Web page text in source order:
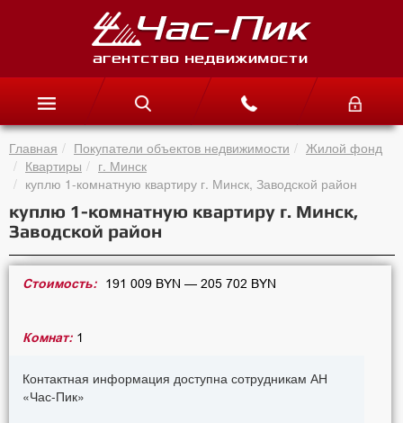
Главная Покупатели объектов недвижимости
Жилой фонд
Квартиры
г. Минск
куплю 1-комнатную квартиру г. Минск, Заводской район
куплю 1-комнатную квартиру г. Минск,
Заводской район
Стоимость: 191 009 BYN — 205 702 BYN
Комнат: 1
Контактная информация доступна сотрудникам АН
«Час-Пик»